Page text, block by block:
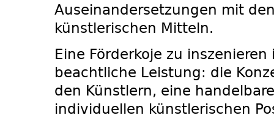
Auseinandersetzungen mit
künstlerischen Mitteln.
Eine Förderkoje zu inszenieren
beachtliche Leistung: die
den Künstlern, eine
individuellen künstlerischen